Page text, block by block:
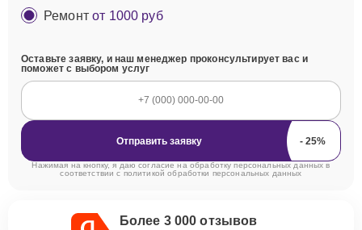
Ремонтот 1000 руб
Оставьте заявку, и наш менеджер проконсультирует вас и
поможет с выбором услуг
Отправить заявку
Нажимая на кнопку, я даю согласие на обработку персональных данных в
соответствии с политикой обработки персональных данных
Более 3 000 отзывов